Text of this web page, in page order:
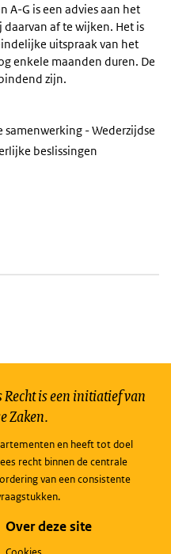
A-G is een advies aan het
daarvan af te wijken. Het is
uitspraak van het
enkele maanden duren. De
zijn.
samenwerking - Wederzijdse
beslissingen
Recht is een initiatief van
Zaken.
en heeft tot doel
recht binnen de centrale
van een consistente
Over deze site